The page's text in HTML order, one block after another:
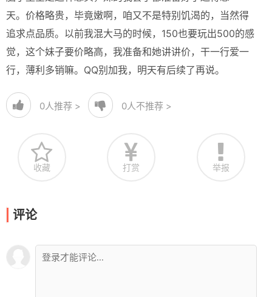
天。价格略贵，毕竟嫩啊，咱又不是特别饥渴的，当然得
追求点品质。以前我混大马的时候，150也要玩出500的感
觉，这个妹子要价略高，我准备和她讲讲价，干一行爱一
行，薄利多销嘛。QQ别加我，明天有后续了再说。
0人推荐 > 0人不推荐 >
收藏 打赏 举报
评论